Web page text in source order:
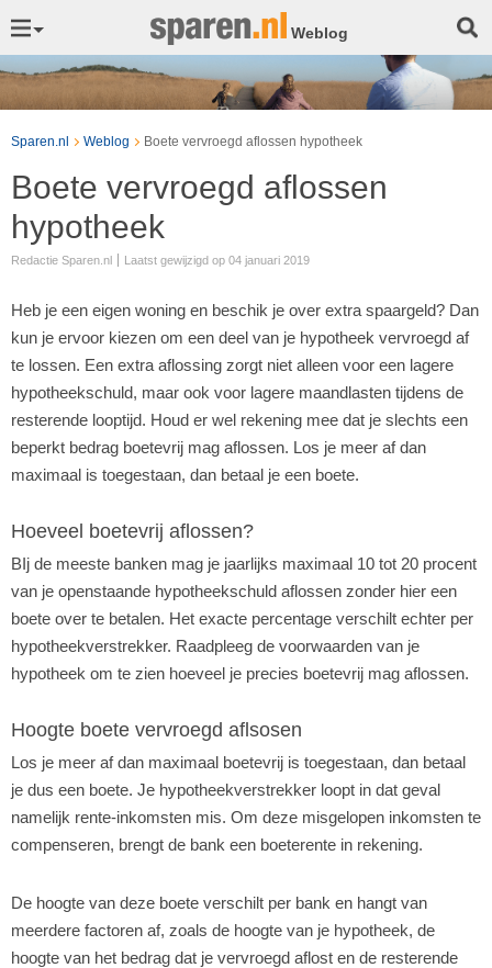
Weblog
Sparen.nl Weblog Boete vervroegd aflossen hypotheek
Boete vervroegd aflossen
hypotheek
Redactie Sparen.nl Laatst gewijzigd op 04 januari 2019
Heb je een eigen woning en beschik je over extra spaargeld? Dan
kun je ervoor kiezen om een deel van je hypotheek vervroegd af
te lossen. Een extra aflossing zorgt niet alleen voor een lagere
hypotheekschuld, maar ook voor lagere maandlasten tijdens de
resterende looptijd. Houd er wel rekening mee dat je slechts een
beperkt bedrag boetevrij mag aflossen. Los je meer af dan
maximaal is toegestaan, dan betaal je een boete.
Hoeveel boetevrij aflossen?
BIj de meeste banken mag je jaarlijks maximaal 10 tot 20 procent
van je openstaande hypotheekschuld aflossen zonder hier een
boete over te betalen. Het exacte percentage verschilt echter per
hypotheekverstrekker. Raadpleeg de voorwaarden van je
hypotheek om te zien hoeveel je precies boetevrij mag aflossen.
Hoogte boete vervroegd aflsosen
Los je meer af dan maximaal boetevrij is toegestaan, dan betaal
je dus een boete. Je hypotheekverstrekker loopt in dat geval
namelijk rente-inkomsten mis. Om deze misgelopen inkomsten te
compenseren, brengt de bank een boeterente in rekening.
De hoogte van deze boete verschilt per bank en hangt van
meerdere factoren af, zoals de hoogte van je hypotheek, de
hoogte van het bedrag dat je vervroegd aflost en de resterende